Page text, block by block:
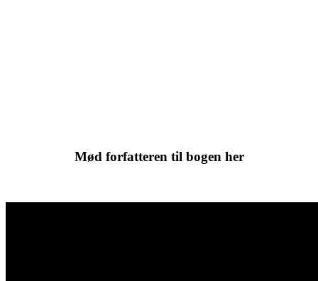
Mød forfatteren til bogen her